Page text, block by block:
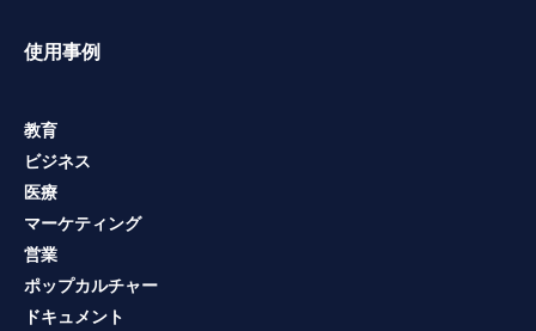
使用事例
教育
ビジネス
医療
マーケティング
営業
ポップカルチャー
ドキュメント